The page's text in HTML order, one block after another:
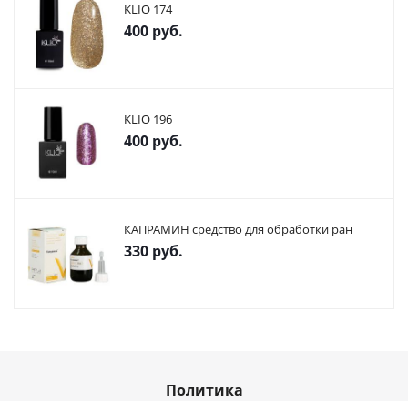
KLIO 174
400 руб.
KLIO 196
400 руб.
КАПРАМИН средство для обработки ран
330 руб.
Политика